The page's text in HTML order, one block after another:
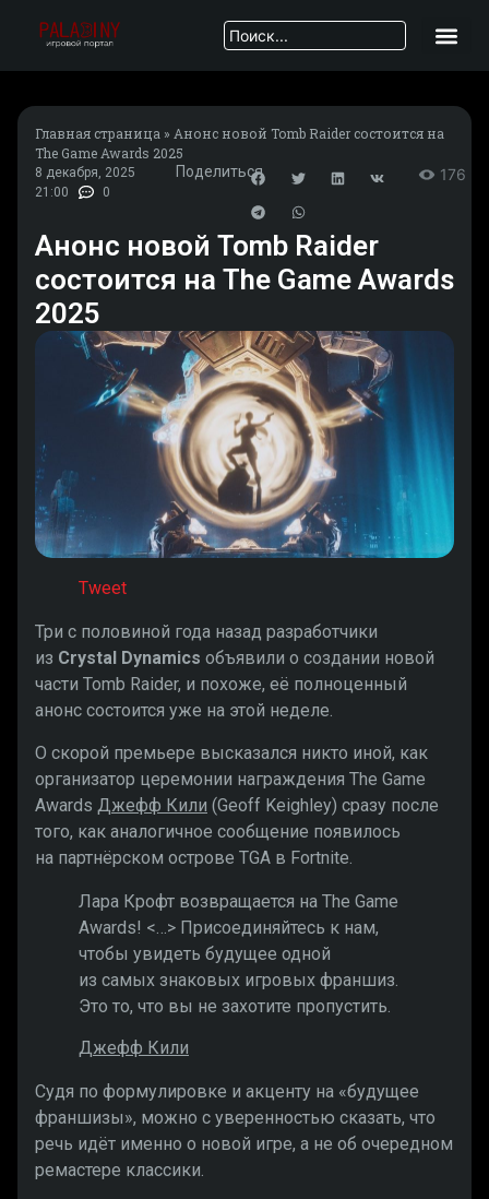
Главная страница » Анонс новой Tomb Raider состоится на
The Game Awards 2025
8 декабря, 2025
21:00
0
Поделиться 176
Анонс новой Tomb Raider
состоится на The Game Awards
2025
Tweet
Три с половиной года назад разработчики
из Crystal Dynamics объявили о создании новой
части Tomb Raider, и похоже, её полноценный
анонс состоится уже на этой неделе.
О скорой премьере высказался никто иной, как
организатор церемонии награждения The Game
Awards Джефф Кили (Geoff Keighley) сразу после
того, как аналогичное сообщение появилось
на партнёрском острове TGA в Fortnite.
Лара Крофт возвращается на The Game
Awards! <…> Присоединяйтесь к нам,
чтобы увидеть будущее одной
из самых знаковых игровых франшиз.
Это то, что вы не захотите пропустить.
Джефф Кили
Судя по формулировке и акценту на «будущее
франшизы», можно с уверенностью сказать, что
речь идёт именно о новой игре, а не об очередном
ремастере классики.